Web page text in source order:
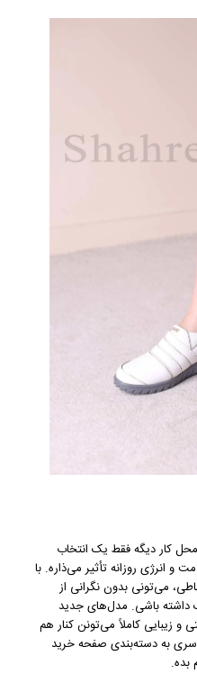
محل کار دیگه فقط یک انتخاب
انرژی روزانه تأثیر می‌ذاره. با
می‌تونی بدون نگرانی از
داشته باشی. مدل‌های جدید
و زیبایی کاملاً می‌تونن کنار هم
به دسته‌بندی صفحه خرید
بده.